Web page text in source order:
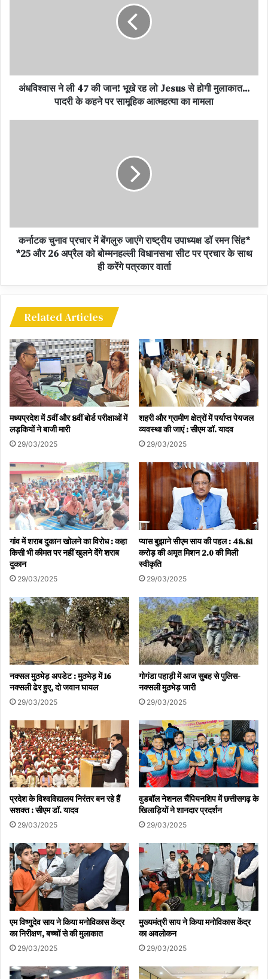
अब्दुल कादिर जब अपने अगले ओवर में सचिन के सामने गेंदबाजी करने आए, तो
मास्टर ब्लास्टर ने उनके ओवर में एक या दो नहीं, बल्कि चार छक्के जमाए थे।
सचिन के कायल फैन हो गए थे अब्दुल कादिर
16 साल के सचिन की विस्फोटक बैटिंग देखने के बाद अब्दुल कादिर उनके फैन हो
गए थे। कादिर ने सचिन की बैटिंग को देखने के बाद उनके लिए तालियां भी बजाई
में पाकिस्तानी फैन्स ने सचिन की उम्र को लेकर उनको काफी मजाक भी बनाया था,
लेकिन 16 साल का वो लड़का इन सबसे परे एक नई पहचान बनाने उस दिन मैदान
hit sixes on my balls'
Sachin Tendulkar Birthday: 'If you have the
guts
when Sachin was challenged by Abdul Qadir
जब सचिन को अब्दुल कादिर ने किया था चैलेंज
अंधविश्वास ने ली 47 की जान! भूखे रह लो Jesus से होगी मुलाकात...
पादरी के कहने पर सामूहिक आत्महत्या का मामला
कर्नाटक चुनाव प्रचार में बेंगलुरु जाएंगे राष्ट्रीय उपाध्यक्ष डॉ रमन सिंह*
*25 और 26 अप्रैल को बोम्मनहल्ली विधानसभा सीट पर प्रचार के साथ
ही करेंगे पत्रकार वार्ता
Related Articles
मध्यप्रदेश में 5वीं और 8वीं बोर्ड परीक्षाओं में
लड़कियों ने बाजी मारी
29/03/2025
शहरी और ग्रामीण क्षेत्रों में पर्याप्त पेयजल
व्यवस्था की जाएं : सीएम डॉ. यादव
29/03/2025
गांव में शराब दुकान खोलने का विरोध : कहा
किसी भी कीमत पर नहीं खुलने देंगे शराब
दुकान
29/03/2025
प्यास बुझाने सीएम साय की पहल : 48.81
करोड़ की अमृत मिशन 2.0 की मिली
स्वीकृति
29/03/2025
नक्सल मुठभेड़ अपडेट : मुठभेड़ में 16
नक्सली ढेर हुए, दो जवान घायल
29/03/2025
गोगंडा पहाड़ी में आज सुबह से पुलिस-
नक्सली मुठभेड़ जारी
29/03/2025
प्रदेश के विश्वविद्यालय निरंतर बन रहे हैं
सशक्त : सीएम डॉ. यादव
29/03/2025
वुडबॉल नेशनल चैंपियनशिप में छत्तीसगढ़ के
खिलाड़ियों ने शानदार प्रदर्शन
29/03/2025
एम विष्णुदेव साय ने किया मनोविकास केंद्र
का निरीक्षण, बच्चों से की मुलाकात
29/03/2025
मुख्यमंत्री साय ने किया मनोविकास केंद्र
का अवलोकन
29/03/2025